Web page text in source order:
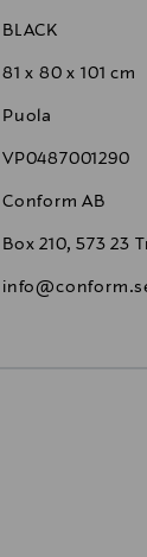
BLACK
81 x 80 x 101 cm
Puola
VP0487001290
Conform AB
Box 210, 573 23